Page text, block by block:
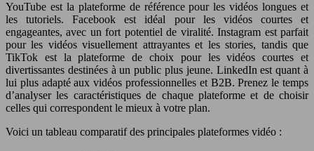
YouTube est la plateforme de référence pour les vidéos longues et
les tutoriels. Facebook est idéal pour les vidéos courtes et
engageantes, avec un fort potentiel de viralité. Instagram est parfait
pour les vidéos visuellement attrayantes et les stories, tandis que
TikTok est la plateforme de choix pour les vidéos courtes et
divertissantes destinées à un public plus jeune. LinkedIn est quant à
lui plus adapté aux vidéos professionnelles et B2B. Prenez le temps
d’analyser les caractéristiques de chaque plateforme et de choisir
celles qui correspondent le mieux à votre plan.
Voici un tableau comparatif des principales plateformes vidéo :